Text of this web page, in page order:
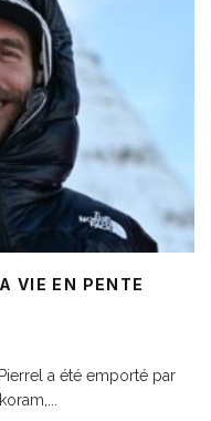
VIE EN PENTE
a été emporté par
...